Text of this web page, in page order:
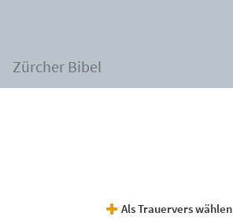
Zürcher Bibel
Als Trauervers wählen